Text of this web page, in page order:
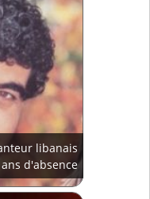
libanais
d'absence